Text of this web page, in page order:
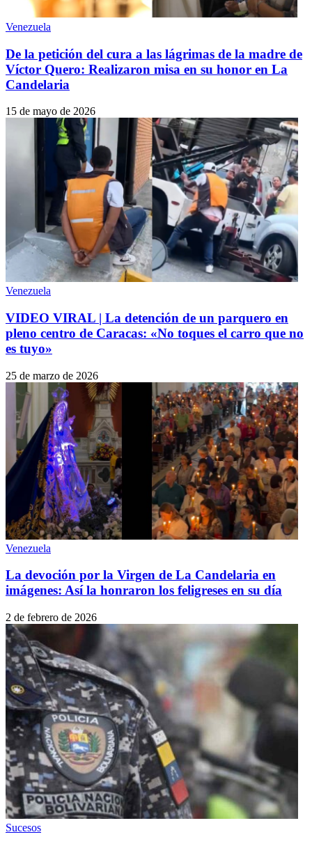
Venezuela
De la petición del cura a las lágrimas de la madre de
Víctor Quero: Realizaron misa en su honor en La
Candelaria
15 de mayo de 2026
Venezuela
VIDEO VIRAL | La detención de un parquero en
pleno centro de Caracas: «No toques el carro que no
es tuyo»
25 de marzo de 2026
Venezuela
La devoción por la Virgen de La Candelaria en
imágenes: Así la honraron los feligreses en su día
2 de febrero de 2026
Sucesos